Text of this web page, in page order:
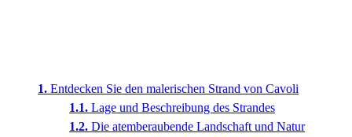
Entdecken Sie den malerischen Strand von Cavoli
Lage und Beschreibung des Strandes
Die atemberaubende Landschaft und Natur